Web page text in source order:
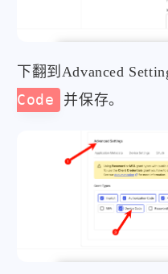
下翻到Advanced
Code
并保存。